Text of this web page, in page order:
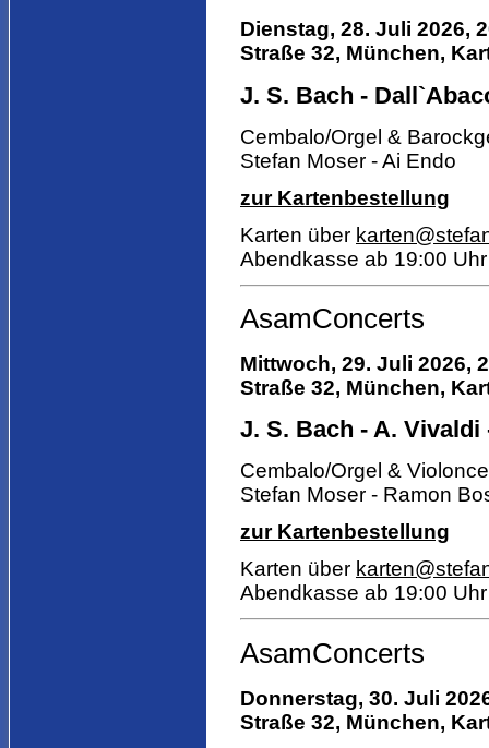
Dienstag, 28. Juli 2026,
Straße 32, München,
J. S. Bach -
Cembalo/Orgel &
Stefan Moser - Ai Endo
zur Kartenbestellung
Karten über
Abendkasse ab 19:00 Uhr
AsamConcerts
Mittwoch, 29. Juli 2026,
Straße 32, München,
J. S. Bach - A. Vivaldi
Cembalo/Orgel &
Stefan Moser - Ramon
zur Kartenbestellung
Karten über
Abendkasse ab 19:00 Uhr
AsamConcerts
Donnerstag, 30. Juli
Straße 32, München,